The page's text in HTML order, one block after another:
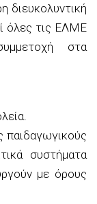
διευκολυντική
όλες τις ΕΛΜΕ
στα
παιδαγωγικούς
συστήματα
με όρους